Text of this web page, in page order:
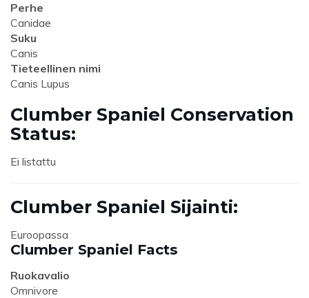
Perhe
Canidae
Suku
Canis
Tieteellinen nimi
Canis Lupus
Clumber Spaniel Conservation
Status:
Ei listattu
Clumber Spaniel Sijainti:
Euroopassa
Clumber Spaniel Facts
Ruokavalio
Omnivore